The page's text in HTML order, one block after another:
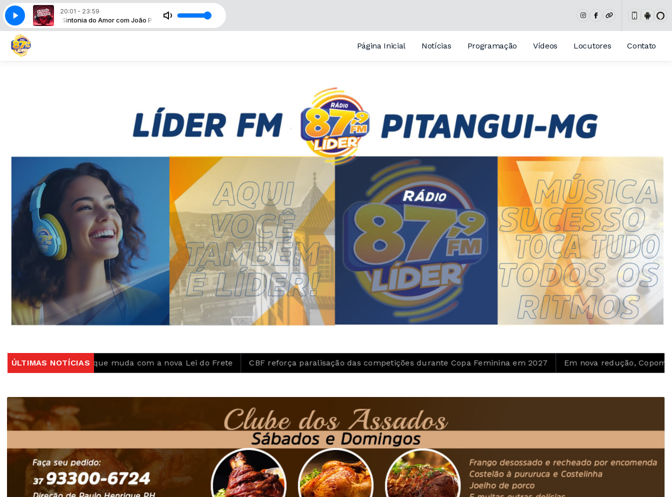
20:01 - 23:59
Paulo Sintonia do Amor com João Paulo
Página Inicial Notícias Programação Vídeos Locutores Contato
ÚLTIMAS NOTÍCIAS
o que muda com a nova Lei do Frete CBF reforça paralisação das competições durante Copa Feminina em 2027 Em nova redução, Copom baixa taxa Selic